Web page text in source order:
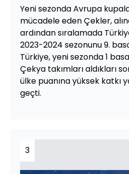
Yeni sezonda Avrupa
mücadele eden Çekler,
ardından sıralamada
2023-2024 sezonunu 9.
Türkiye, yeni sezonda 1
Çekya takımları aldıkları
ülke puanına yüksek katkı
geçti.
3